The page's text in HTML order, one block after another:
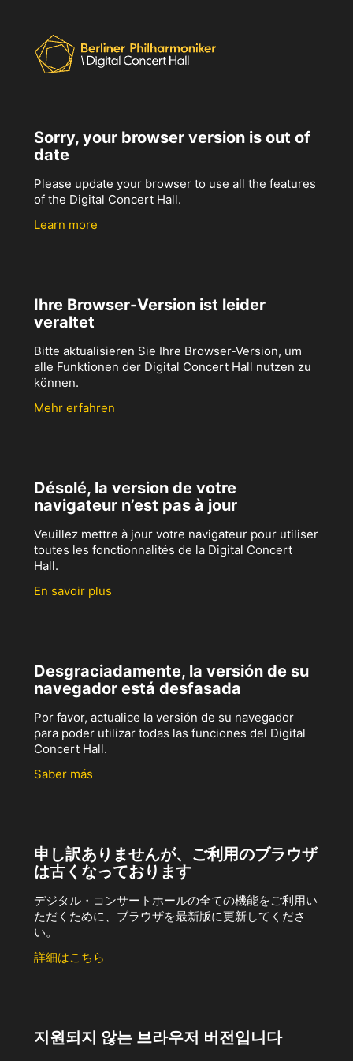
Sorry, your browser version is out of
date
Please update your browser to use all the features
of the Digital Concert Hall.
Learn more
Ihre Browser-Version ist leider
veraltet
Bitte aktualisieren Sie Ihre Browser-Version, um
alle Funktionen der Digital Concert Hall nutzen zu
können.
Mehr erfahren
Désolé, la version de votre
navigateur n’est pas à jour
Veuillez mettre à jour votre navigateur pour utiliser
toutes les fonctionnalités de la Digital Concert
Hall.
En savoir plus
Desgraciadamente, la versión de su
navegador está desfasada
Por favor, actualice la versión de su navegador
para poder utilizar todas las funciones del Digital
Concert Hall.
Saber más
申し訳ありませんが、ご利用のブラウザ
は古くなっております
デジタル・コンサートホールの全ての機能をご利用い
ただくために、ブラウザを最新版に更新してくださ
い。
詳細はこちら
지원되지 않는 브라우저 버전입니다